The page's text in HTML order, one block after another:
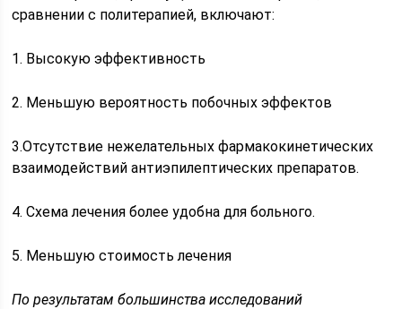
сравнении с политерапией, включают:
1. Высокую эффективность
2. Меньшую вероятность побочных эффектов
3.Отсутствие нежелательных фармакокинетических
взаимодействий антиэпилептических препаратов.
4. Схема лечения более удобна для больного.
5. Меньшую стоимость лечения
По результатам большинства исследований